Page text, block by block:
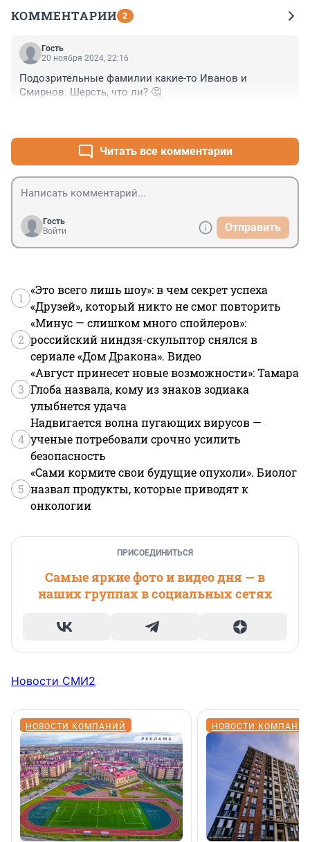
КОММЕНТАРИИ 2
Гость
20 ноября 2024, 22:16
Подозрительные фамилии какие-то Иванов и
Смирнов. Шерсть, что ли? 🤔
Читать все комментарии
Гость
Войти
Отправить
1
«Это всего лишь шоу»: в чем секрет успеха
«Друзей», который никто не смог повторить
2
«Минус — слишком много спойлеров»:
российский ниндзя-скульптор снялся в
сериале «Дом Дракона». Видео
3
«Август принесет новые возможности»: Тамара
Глоба назвала, кому из знаков зодиака
улыбнется удача
4
Надвигается волна пугающих вирусов —
ученые потребовали срочно усилить
безопасность
5
«Сами кормите свои будущие опухоли». Биолог
назвал продукты, которые приводят к
онкологии
ПРИСОЕДИНИТЬСЯ
Самые яркие фото и видео дня — в
наших группах в социальных сетях
Новости СМИ2
НОВОСТИ КОМПАНИЙ НОВОСТИ